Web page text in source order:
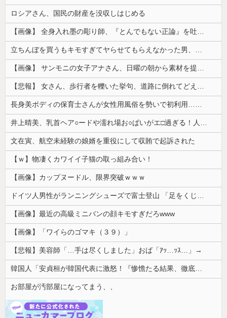
ロシアさん、国民の財産を没収しはじめる
【画像】 全身入れ墨の彫り師、『とんでもない正論』を吐いて30万再生されてしまうｗｗｗｗｗｗｗ
立ちんぼを買うもキモすぎてヤらせてもらえなかった男、代わりの足コキでまさかの大量身寸米青ｗｗｗ
【画像】 サンモニの女子アナさん、日曜の朝から素材を提供してしまう
【悲報】 女さん、歩行者を轢いた挙句、道路に倒れてどえらいことになってしまうw w w w w w w
長身美ボディの保育士さんが女性用風俗を勢いで初利用…子供に絶対見せられないメスの顔でイキまくり。
井上晴美、乳首ヘア○ードや濡れ場お○ぱいがエ□過ぎる！人生最後のラスト写真集、最高！！
文在寅、航空未経験の娘婿を重役にして収賄で起訴された
【ｗ】物凄くカワイイ子猫の取っ組み合い！
【画像】カップヌードル、限界突破ｗｗｗ
ドイツ人男性がランニングシューズで富士登山 「足をくじいて動けない」
【画像】最近の高級ミニバンの顔キモすぎだろwww
【画像】「ワイらのゴマキ（３９）」
【悲報】美容師「…手は尽くしました」おば「ｱｯ…ｯｽ…」→
韓国人「安貞桓が韓国代表に激怒！『惨憺たる結果、徹底的な刷新が必要だ』と監督や協会を痛烈批判」
お部屋が汚部屋になってまう、、